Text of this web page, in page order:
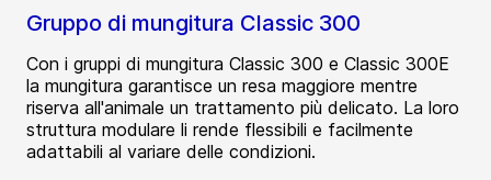
Gruppo di mungitura Classic 300
Con i gruppi di mungitura Classic 300 e Classic 300E
la mungitura garantisce un resa maggiore mentre
riserva all'animale un trattamento più delicato. La loro
struttura modulare li rende flessibili e facilmente
adattabili al variare delle condizioni.